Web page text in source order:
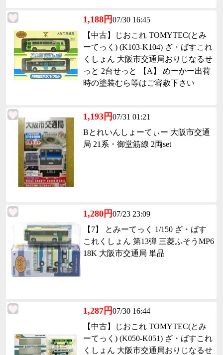
1,188円07/30 16:45
【中古】じおこれ TOMYTEC(とみ
ーてっく) (K103-K104) ざ・ばすこれ
くしょん 大阪市交通局おりじなるせ
っと 2台せっと 【A】 めーかー出荷
時の塗装むら等はご容赦下さい
1,193円07/31 01:21
Bとれいんしょーてぃー 大阪市交通
局 21系・御堂筋線 2両set
1,280円07/23 23:09
【7】 とみーてっく 1/150 ざ・ばす
これくしょん 第13弾 三菱ふそうMP6
18K 大阪市交通局 単品
1,287円07/30 16:44
【中古】じおこれ TOMYTEC(とみ
ーてっく) (K050-K051) ざ・ばすこれ
くしょん 大阪市交通局おりじなるせ